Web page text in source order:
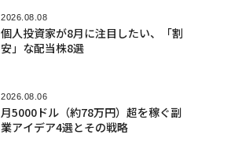
2026.08.08
個人投資家が8月に注目したい、「割
安」な配当株8選
2026.08.06
月5000ドル（約78万円）超を稼ぐ副
業アイデア4選とその戦略